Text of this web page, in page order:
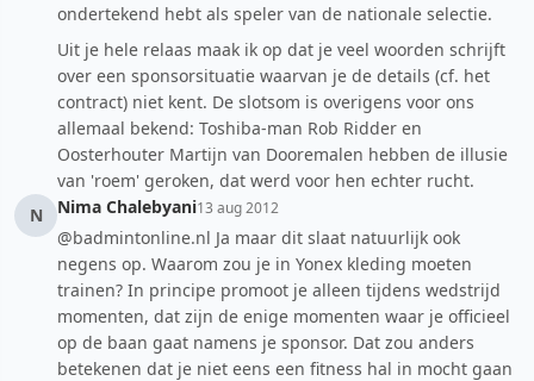
ondertekend hebt als speler van de nationale selectie.
Uit je hele relaas maak ik op dat je veel woorden schrijft
over een sponsorsituatie waarvan je de details (cf. het
contract) niet kent. De slotsom is overigens voor ons
allemaal bekend: Toshiba-man Rob Ridder en
Oosterhouter Martijn van Dooremalen hebben de illusie
van 'roem' geroken, dat werd voor hen echter rucht.
N
Nima Chalebyani13 aug 2012
@badmintonline.nl Ja maar dit slaat natuurlijk ook
negens op. Waarom zou je in Yonex kleding moeten
trainen? In principe promoot je alleen tijdens wedstrijd
momenten, dat zijn de enige momenten waar je officieel
op de baan gaat namens je sponsor. Dat zou anders
betekenen dat je niet eens een fitness hal in mocht gaan